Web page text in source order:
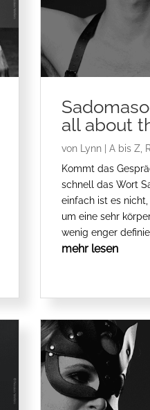
all about
von Lynn |A bis Z
Kommt das
schnell das Wort
einfach ist es
um eine sehr
wenig enger
mehr lesen